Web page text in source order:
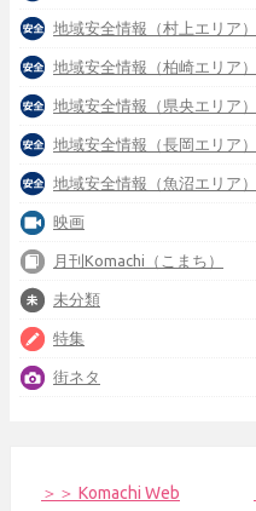
地域安全情報（村上エリア）
地域安全情報（柏崎エリア）
地域安全情報（県央エリア）
地域安全情報（長岡エリア）
地域安全情報（魚沼エリア）
映画
月刊Komachi（こまち）
未分類
特集
街ネタ
＞＞ Komachi Web